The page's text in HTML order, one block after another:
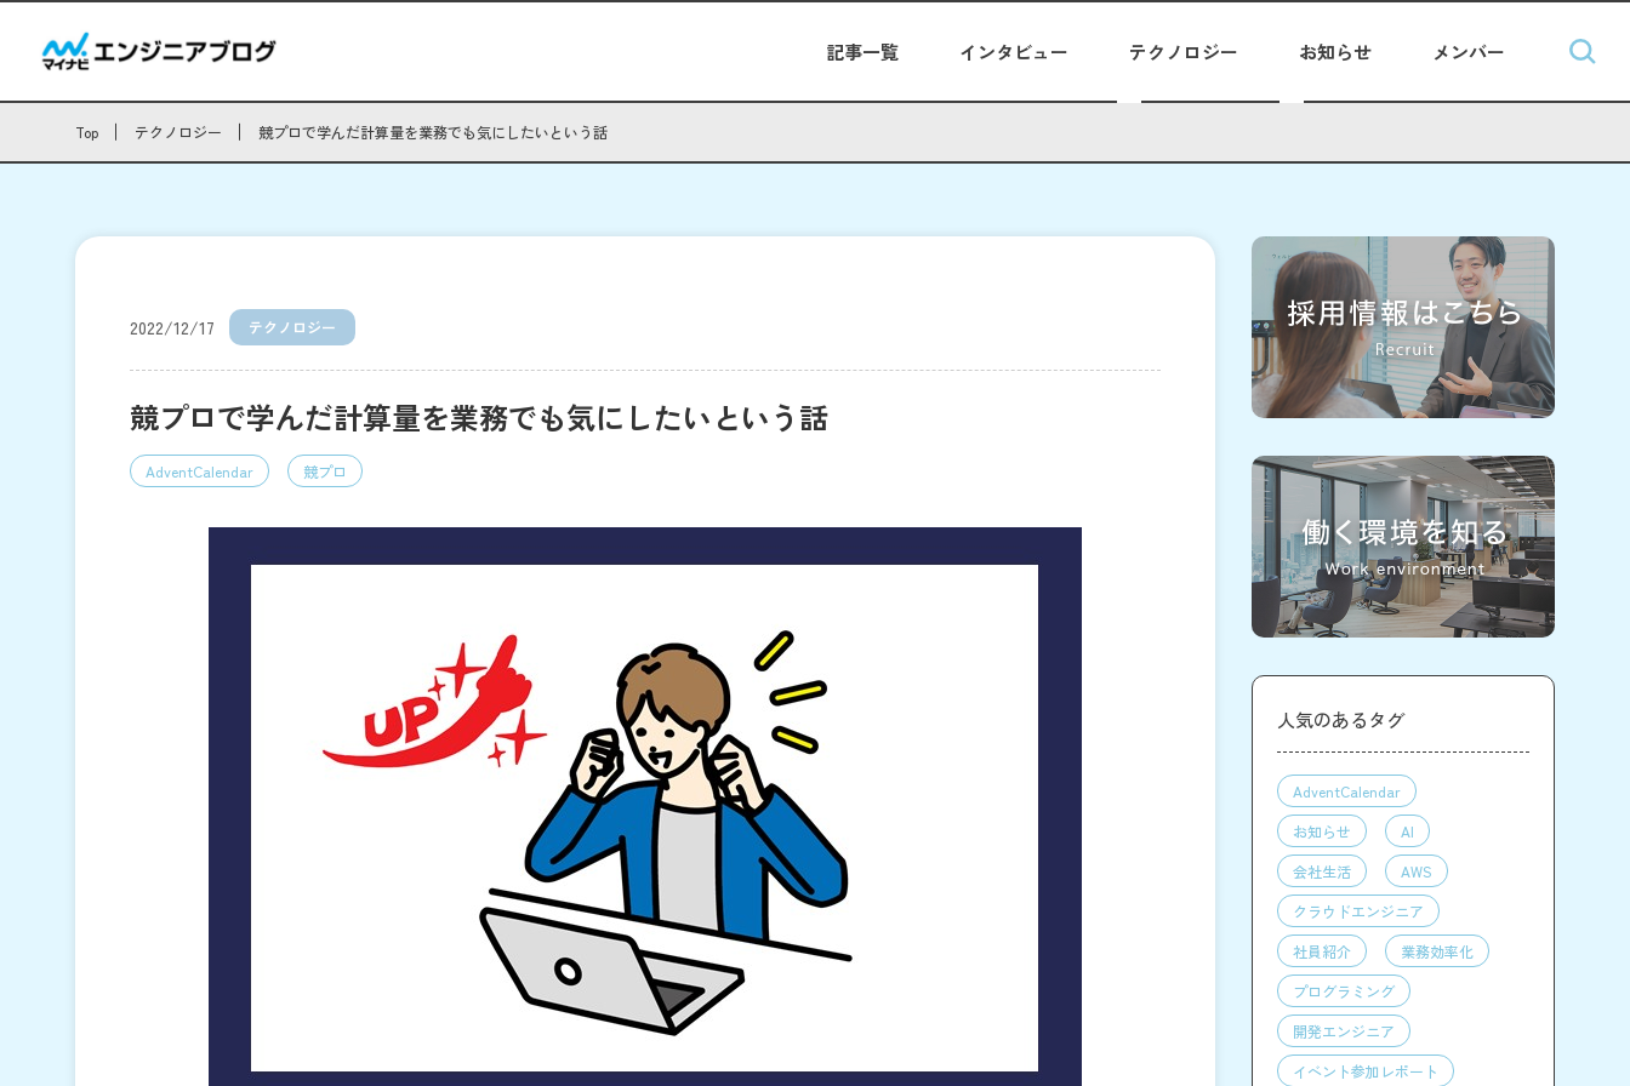
記事一覧 インタビュー テクノロジー お知らせ メンバー
Top テクノロジー 競プロで学んだ計算量を業務でも気にしたいという話
2022/12/17 テクノロジー
競プロで学んだ計算量を業務でも気にしたいという話
AdventCalendar 競プロ
人気のあるタグ
AdventCalendar
お知らせ
AI
会社生活
AWS
クラウドエンジニア
社員紹介
業務効率化
プログラミング
開発エンジニア
イベント参加レポート